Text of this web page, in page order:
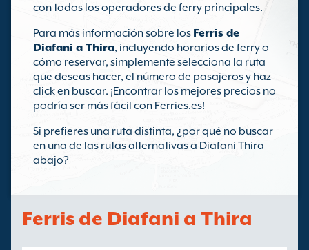
con todos los operadores de ferry principales.
Para más información sobre los Ferris de
Diafani a Thira, incluyendo horarios de ferry o
cómo reservar, simplemente selecciona la ruta
que deseas hacer, el número de pasajeros y haz
click en buscar. ¡Encontrar los mejores precios no
podría ser más fácil con Ferries.es!
Si prefieres una ruta distinta, ¿por qué no buscar
en una de las rutas alternativas a Diafani Thira
abajo?
Ferris de Diafani a Thira